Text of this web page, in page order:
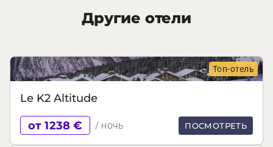
Другие отели
Топ-отель
Le K2 Altitude
от 1238 € / ночь ПОСМОТРЕТЬ